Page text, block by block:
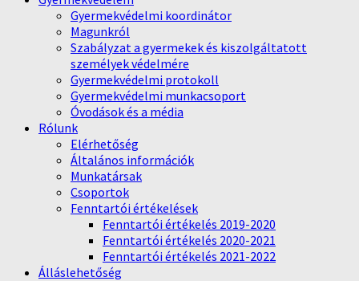
Gyermekvédelmi koordinátor
Magunkról
Szabályzat a gyermekek és kiszolgáltatott
személyek védelmére
Gyermekvédelmi protokoll
Gyermekvédelmi munkacsoport
Óvodások és a média
Rólunk
Elérhetőség
Általános információk
Munkatársak
Csoportok
Fenntartói értékelések
Fenntartói értékelés 2019-2020
Fenntartói értékelés 2020-2021
Fenntartói értékelés 2021-2022
Álláslehetőség